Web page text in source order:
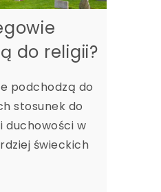
do religii?
podchodzą do
stosunek do
duchowości w
świeckich